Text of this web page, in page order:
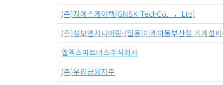
(주)지에스케이텍(GNSK-TechCo．，Ltd)
(주)성보엔지니어링-(일용)이케아동부산점 기계설
엘엑스파트너스주식회사
(주)우리금융지주